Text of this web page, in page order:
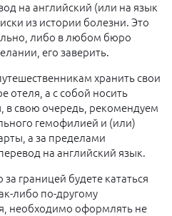
на английский (или на язык
из истории болезни. Это
либо в любом бюро
его заверить.
хранить свои
отеля, а с собой носить
в свою очередь, рекомендуем
гемофилией и (или)
а за пределами
на английский язык.
границей будете кататься
либо по-другому
необходимо оформлять не